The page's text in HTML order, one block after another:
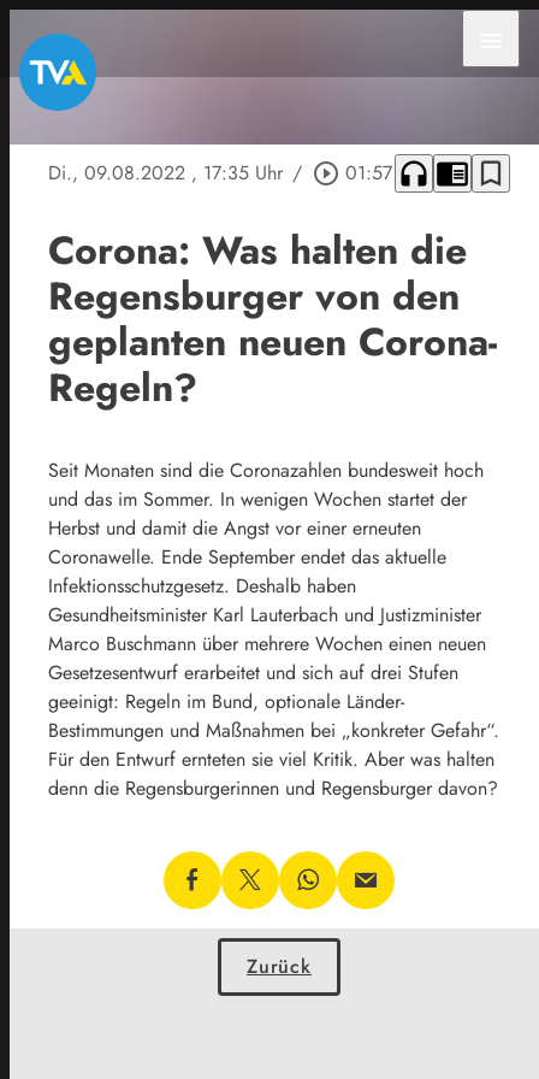
Di., 09.08.2022 , 17:35 Uhr / play_circle_outline 01:57 headphones chrome_reader_mode bookmark_border
Corona: Was halten die
Regensburger von den
geplanten neuen Corona-
Regeln?
Seit Monaten sind die Coronazahlen bundesweit hoch
und das im Sommer. In wenigen Wochen startet der
Herbst und damit die Angst vor einer erneuten
Coronawelle. Ende September endet das aktuelle
Infektionsschutzgesetz. Deshalb haben
Gesundheitsminister Karl Lauterbach und Justizminister
Marco Buschmann über mehrere Wochen einen neuen
Gesetzesentwurf erarbeitet und sich auf drei Stufen
geeinigt: Regeln im Bund, optionale Länder-
Bestimmungen und Maßnahmen bei „konkreter Gefahr“.
Für den Entwurf ernteten sie viel Kritik. Aber was halten
denn die Regensburgerinnen und Regensburger davon?
Zurück